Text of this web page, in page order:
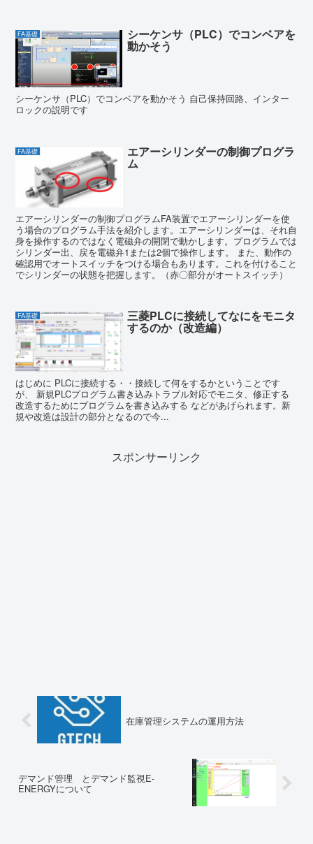
FA基礎 シーケンサ（PLC）でコンベアを
動かそう
シーケンサ（PLC）でコンベアを動かそう 自己保持回路、インター
ロックの説明です
FA基礎 エアーシリンダーの制御プログラ
ム
エアーシリンダーの制御プログラムFA装置でエアーシリンダーを使
う場合のプログラム手法を紹介します。エアーシリンダーは、それ自
身を操作するのではなく電磁弁の開閉で動かします。プログラムでは
シリンダー出、戻を電磁弁1または2個で操作します。 また、動作の
確認用でオートスイッチをつける場合もあります。これを付けること
でシリンダーの状態を把握します。（赤〇部分がオートスイッチ）
FA基礎 三菱PLCに接続してなにをモニタ
するのか（改造編）
はじめに PLCに接続する・・接続して何をするかということです
が、 新規PLCプログラム書き込みトラブル対応でモニタ、修正する
改造するためにプログラムを書き込みする などがあげられます。新
規や改造は設計の部分となるので今...
スポンサーリンク
在庫管理システムの運用方法
デマンド管理 とデマンド監視E-
ENERGYについて